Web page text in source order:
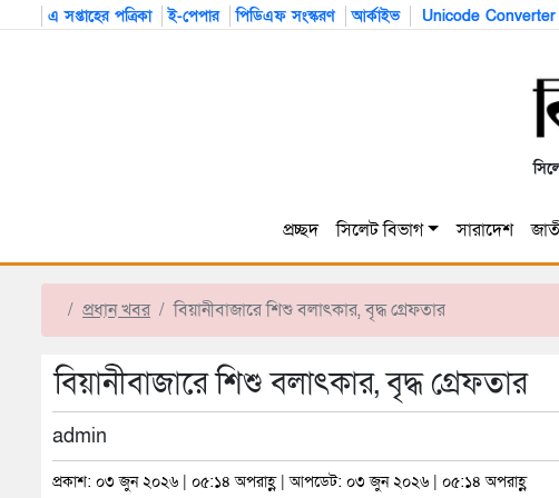
এ সপ্তাহের পত্রিকা ই-পেপার পিডিএফ সংস্করণ আর্কাইভ Unicode Converter
প্রচ্ছদ সিলেট বিভাগ সারাদেশ
প্রধান খবর বিয়ানীবাজারে শিশু বলাৎকার, বৃদ্ধ গ্রেফতার
বিয়ানীবাজারে শিশু বলাৎকার, বৃদ্ধ গ্রেফতার
admin
প্রকাশ: ০৩ জুন ২০২৬ | ০৫:১৪ অপরাহ্ণ | আপডেট: ০৩ জুন ২০২৬ | ০৫:১৪ অপরাহ্ণ